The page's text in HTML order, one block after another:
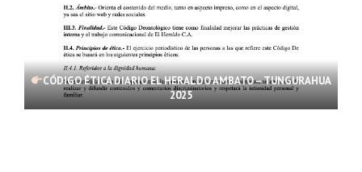
CÓDIGO ÉTICA DIARIO EL HERALDO AMBATO – TUNGURAHUA
2025